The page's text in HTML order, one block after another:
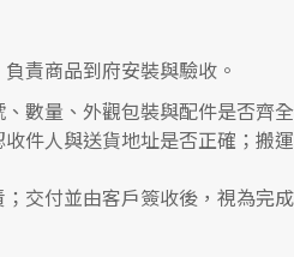
責商品到府安裝與驗收。
數量、外觀包裝與配件是否齊
件人與送貨地址是否正確；
交付並由客戶簽收後，視為完